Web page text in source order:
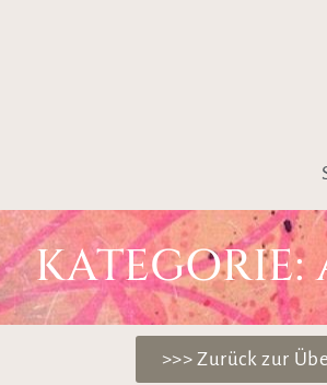
KATEGORIE:
>>> Zurück zur